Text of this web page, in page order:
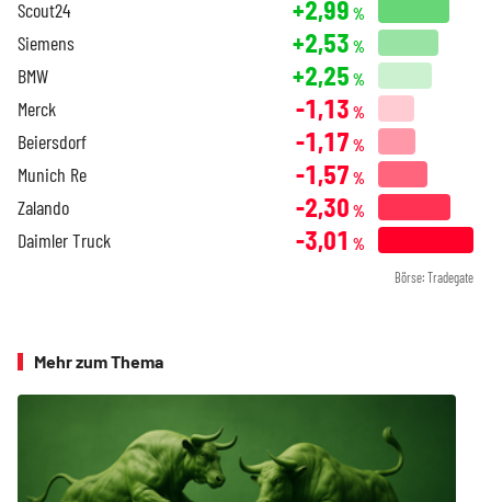
Scout24 +2,99 %
Siemens +2,53 %
BMW +2,25 %
Merck -1,13 %
Beiersdorf -1,17 %
Munich Re -1,57 %
Zalando -2,30 %
Daimler Truck -3,01 %
Börse: Tradegate
Mehr zum Thema